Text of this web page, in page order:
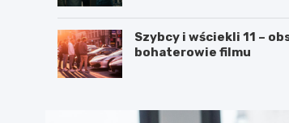
Szybcy i wściekli 11 –
bohaterowie filmu